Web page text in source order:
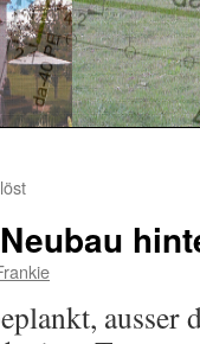
ausser